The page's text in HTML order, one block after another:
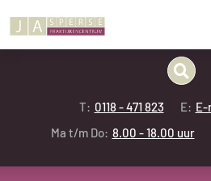
T: 0118 - 471 823 E: E-
Ma t/m Do: 8.00 - 18.00 uur